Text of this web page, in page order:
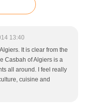
13:40
It is clear from the
Casbah of Algiers is a
all around. I feel really
cuisine and